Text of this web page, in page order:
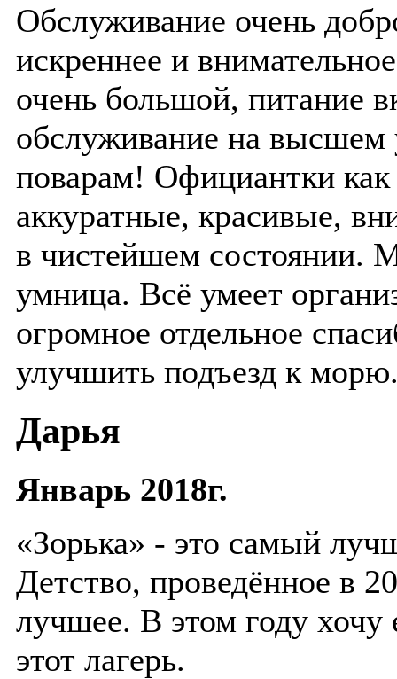
Обслуживание очень
искреннее и
очень большой, питание
обслуживание на высшем
поварам! Официантки как
аккуратные, красивые,
в чистейшем состоянии.
умница. Всё умеет
огромное отдельное
улучшить подъезд к
Дарья
Январь 2018г.
«Зорька» - это самый
Детство, проведённое в
лучшее. В этом году хочу
этот лагерь.